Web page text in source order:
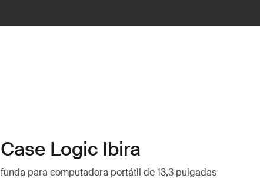
Case Logic Ibira
funda para computadora portátil de 13,3 pulgadas